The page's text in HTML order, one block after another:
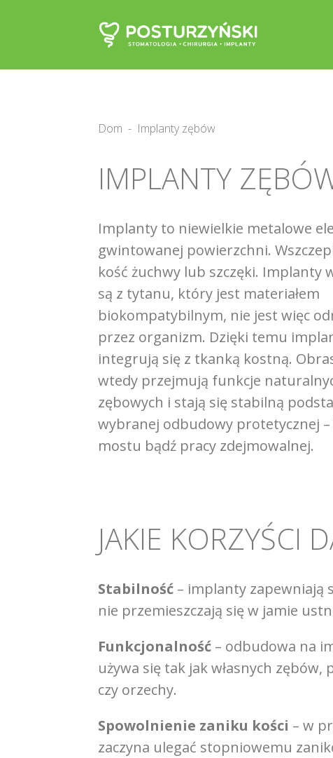
Dom - Implanty zębów
IMPLANTY
Implanty to niewielkie metalowe
gwintowanej powierzchni.
kość żuchwy lub szczęki. Implanty
są z tytanu, który jest materiałem
biokompatybilnym, nie jest więc
przez organizm. Dzięki temu
integrują się z tkanką kostną.
wtedy przejmują funkcje
zębowych i stają się stabilną
wybranej odbudowy protetycznej
mostu bądź pracy zdejmowalnej.
JAKIE KORZYŚCI
Stabilność – implanty zapewniają
nie przemieszczają się w jamie
Funkcjonalność – odbudowa na
używa się tak jak własnych
czy orzechy.
Spowolnienie zaniku kości – w
zaczyna ulegać stopniowemu